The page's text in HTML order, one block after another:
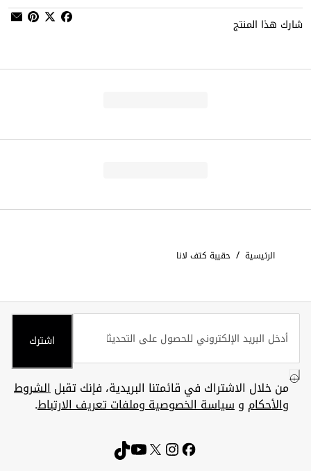
شارك هذا المنتج
الرئيسية / حقيبة كتف لانا
اشترك
من خلال الاشتراك في قائمتنا البريدية، فإنك تقبلالشروط
والأحكام وسياسة الخصوصية وملفات تعريف الارتباط.